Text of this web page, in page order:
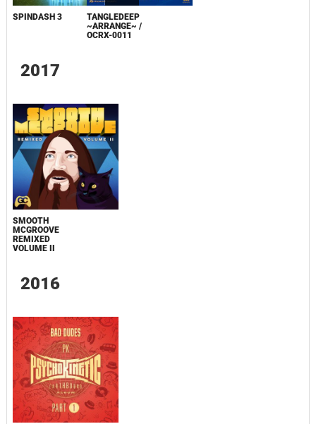
SPINDASH 3
TANGLEDEEP
~ARRANGE~ /
OCRX-0011
2017
SMOOTH
MCGROOVE
REMIXED
VOLUME II
2016